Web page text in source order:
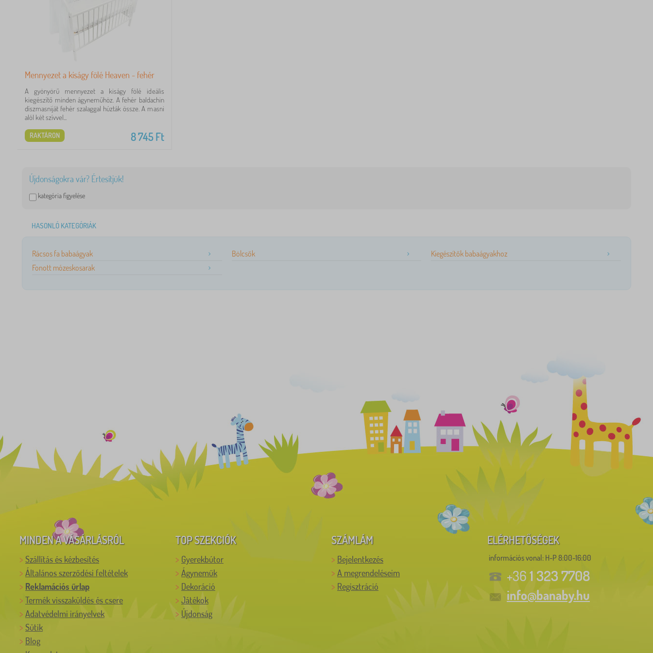
Mennyezet a kiságy fölé Heaven - fehér
A gyönyörű mennyezet a kiságy fölé ideális
kiegészítő minden ágyneműhöz. A fehér baldachin
díszmasniját fehér szalaggal húzták össze. A masni
alól két szívvel...
8 745Ft
RAKTÁRON
Újdonságokra vár? Értesítjük!
kategória figyelése
HASONLÓ KATEGÓRIÁK
Rácsos fa babaágyak
Fonott mózeskosarak
Bölcsők Kiegészítők babaágyakhoz
MINDEN A VÁSÁRLÁSRÓL
Szállítás és kézbesítés
Általános szerződési feltételek
Reklamációs űrlap
Termék visszaküldés és csere
Adatvédelmi irányelvek
Sütik
Blog
TOP SZEKCIÓK
Gyerekbútor
Ágyneműk
Dekoráció
Játékok
Újdonság
SZÁMLÁM
Bejelentkezés
A megrendeléseim
Regisztráció
ELÉRHETŐSÉGEK
információs vonal: H-P 8:00-16:00
+361 323 7708
info@banaby.hu